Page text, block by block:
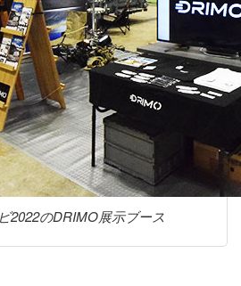
2022のDRIMO展示ブース